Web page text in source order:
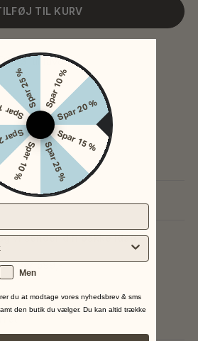
TIL KURV
Tilføj til favoritter
vi sender din pakke idag
over 599,-
Spar 10 %
Spar 20 %
Spar 15 %
Spar 25 %
Spar 10 %
%
15 %
Spar 25 %
butik
Men
du at modtage vores nyhedsbrev & sms
den butik du vælger. Du kan altid trække